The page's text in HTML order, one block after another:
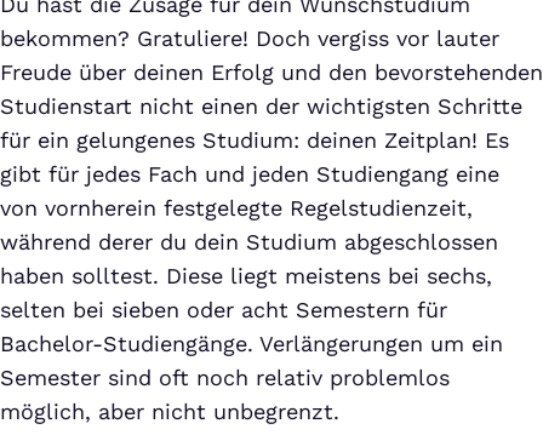
bekommen? Gratuliere! Doch vergiss vor lauter
Freude über deinen Erfolg und den bevorstehenden
Studienstart nicht einen der wichtigsten Schritte
für ein gelungenes Studium: deinen Zeitplan! Es
gibt für jedes Fach und jeden Studiengang eine
von vornherein festgelegte Regelstudienzeit,
während derer du dein Studium abgeschlossen
haben solltest. Diese liegt meistens bei sechs,
selten bei sieben oder acht Semestern für
Bachelor-Studiengänge. Verlängerungen um ein
Semester sind oft noch relativ problemlos
möglich, aber nicht unbegrenzt.